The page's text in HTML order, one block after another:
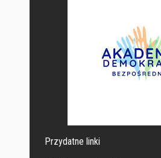
Przydatne linki